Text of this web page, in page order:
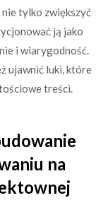
tylko zwiększyć
ją jako
i wiarygodność.
ujawnić luki, które
treści.
na